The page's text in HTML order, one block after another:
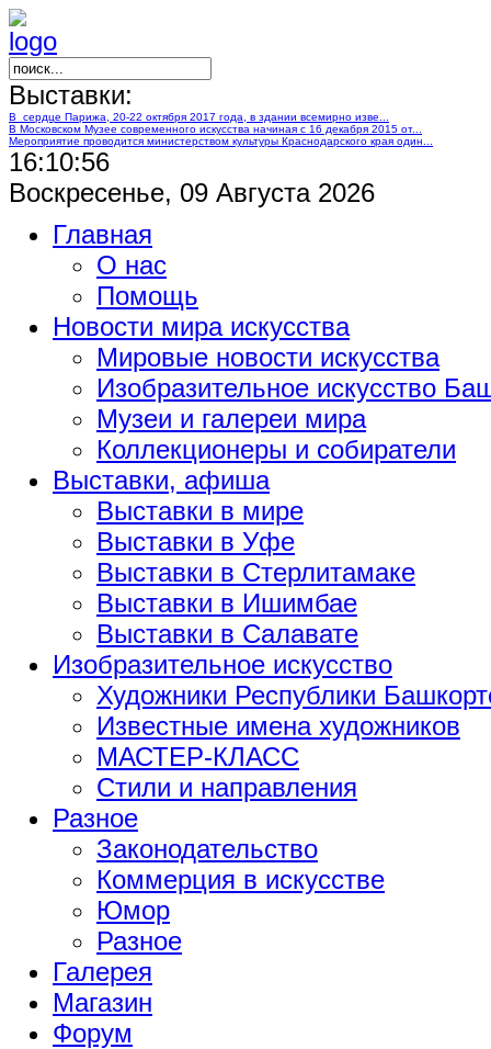
Выставки:
В сердце Парижа, 20-22 октября 2017 года, в здании всемирно изве...
В Московском Музее современного искусства начиная с 16 декабря 2015 от...
Мероприятие проводится министерством культуры Краснодарского края один...
16:10:57
Воскресенье, 09 Августа 2026
Главная
О нас
Помощь
Новости мира искусства
Мировые новости искусства
Изобразительное искусство
Музеи и галереи мира
Коллекционеры и собиратели
Выставки, афиша
Выставки в мире
Выставки в Уфе
Выставки в Стерлитамаке
Выставки в Ишимбае
Выставки в Салавате
Изобразительное искусство
Художники Республики
Известные имена художников
МАСТЕР-КЛАСС
Стили и направления
Разное
Законодательство
Коммерция в искусстве
Юмор
Разное
Галерея
Магазин
Форум